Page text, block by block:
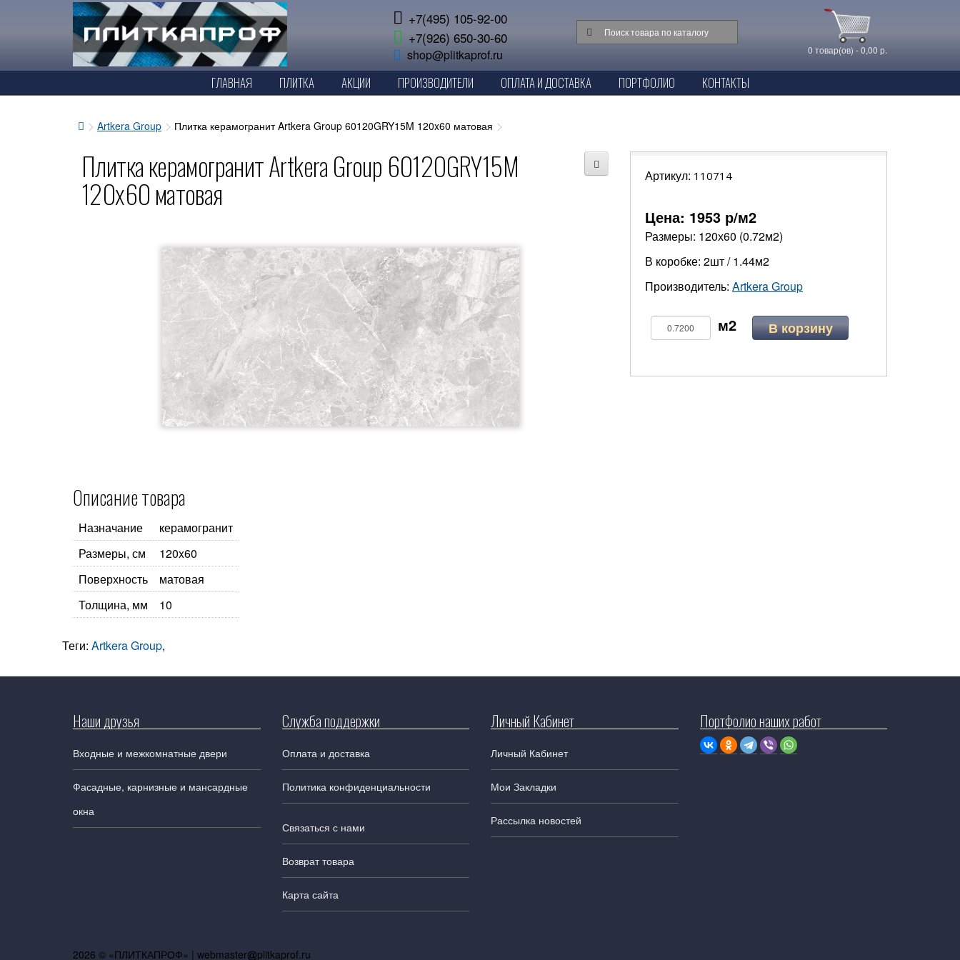
+7(495) 105-92-00
+7(926) 650-30-60
shop@plitkaprof.ru 0 товар(ов) - 0,00 р.
ГЛАВНАЯ ПЛИТКА АКЦИИ ПРОИЗВОДИТЕЛИ ОПЛАТА И ДОСТАВКА ПОРТФОЛИО КОНТАКТЫ
Artkera Group Плитка керамогранит Artkera Group 60120GRY15M 120x60 матовая
Плитка керамогранит Artkera Group 60120GRY15M
120x60 матовая
Описание товара
Назначание
керамогранит
Размеры, см
120x60
Поверхность
матовая
Толщина, мм
10
Артикул: 110714
Цена: 1953 р/м2
Размеры: 120х60 (0.72м2)
В коробке: 2шт / 1.44м2
Производитель: Artkera Group
В корзину
Теги: Artkera Group,
Наши друзья
Входные и межкомнатные двери
Фасадные, карнизные и мансардные
окна
Служба поддержки
Оплата и доставка
Политика конфиденциальности
Связаться с нами
Возврат товара
Карта сайта
Личный Кабинет
Личный Кабинет
Мои Закладки
Рассылка новостей
Портфолио наших работ
2026 © «ПЛИТКАПРОФ» | webmaster plitkaprof.ru